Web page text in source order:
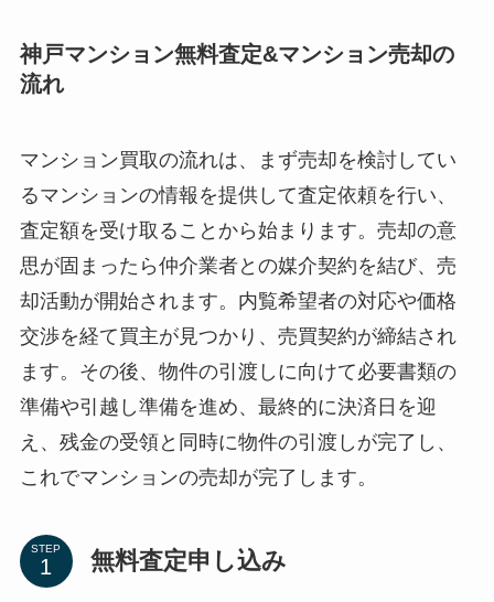
神戸マンション無料査定&マンション売却の
流れ
マンション買取の流れは、まず売却を検討してい
るマンションの情報を提供して査定依頼を行い、
査定額を受け取ることから始まります。売却の意
思が固まったら仲介業者との媒介契約を結び、売
却活動が開始されます。内覧希望者の対応や価格
交渉を経て買主が見つかり、売買契約が締結され
ます。その後、物件の引渡しに向けて必要書類の
準備や引越し準備を進め、最終的に決済日を迎
え、残金の受領と同時に物件の引渡しが完了し、
これでマンションの売却が完了します。
STEP 無料査定申し込み